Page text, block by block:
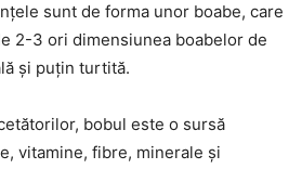
sunt de forma unor boabe, care
2-3 ori dimensiunea boabelor de
și puțin turtită.
bobul este o sursă
vitamine, fibre, minerale și